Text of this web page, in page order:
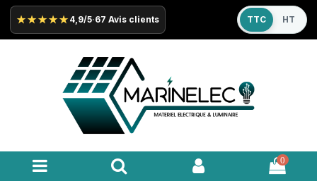
★★★★★ 4,9/5·67 Avis clients TTC HT
0